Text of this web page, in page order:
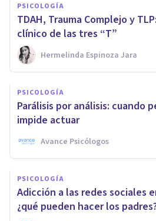
PSICOLOGÍA
TDAH, Trauma Complejo y
clínico de las tres “T”
Hermelinda Espinoza Jara
PSICOLOGÍA
Parálisis por análisis: cuando
impide actuar
Avance Psicólogos
PSICOLOGÍA
Adicción a las redes sociales
¿qué pueden hacer los